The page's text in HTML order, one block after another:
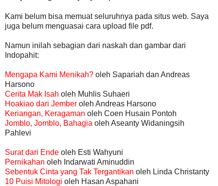
Kami belum bisa memuat seluruhnya pada situs web. Saya
juga belum menguasai cara upload file pdf.
Namun inilah sebagian dari naskah dan gambar dari
Indopahit:
Mengapa Kami Menikah? oleh Sapariah dan Andreas
Harsono
Cerita Mak Isah oleh Muhlis Suhaeri
Hoakiao dari Jember oleh Andreas Harsono
Keriangan, Keragaman oleh Coen Husain Pontoh
Jomblo, Jomblo, Bahagia oleh Aseanty Widaningsih
Pahlevi
Surat dari Ende oleh Esti Wahyuni
Pernikahan oleh Indarwati Aminuddin
Sebentuk Cinta yang Tak Tergantikan oleh Linda Christanty
10 Puisi Mitologi oleh Hasan Aspahani